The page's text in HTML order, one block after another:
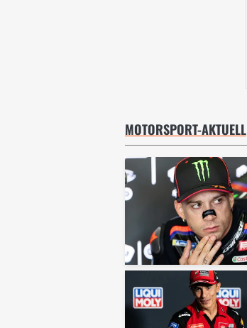
MOTORSPORT-AKTUELL